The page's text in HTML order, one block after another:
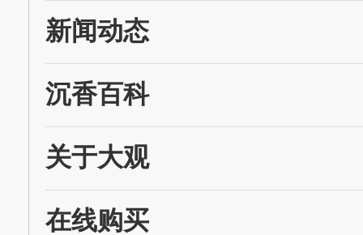
新闻动态
沉香百科
关于大观
在线购买